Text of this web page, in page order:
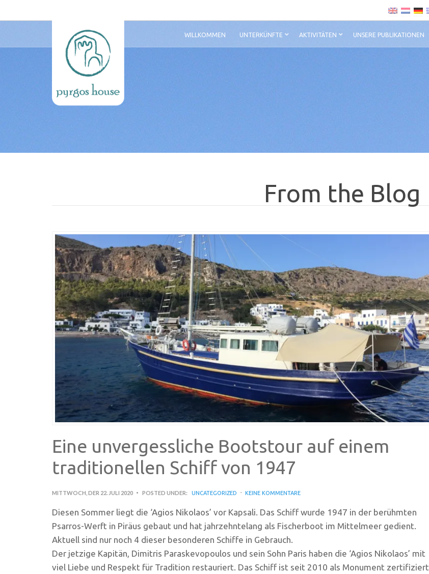
WILLKOMMEN UNTERKÜNFTE AKTIVITÄTEN UNSERE PUBLIKATIONEN
From the Blog
Eine unvergessliche Bootstour auf einem
traditionellen Schiff von 1947
MITTWOCH, DER 22. JULI 2020 POSTED UNDER: UNCATEGORIZED KEINE KOMMENTARE
Diesen Sommer liegt die ‘Agios Nikolaos’ vor Kapsali. Das Schiff wurde 1947 in der berühmten
Psarros-Werft in Piräus gebaut und hat jahrzehntelang als Fischerboot im Mittelmeer gedient.
Aktuell sind nur noch 4 dieser besonderen Schiffe in Gebrauch.
Der jetzige Kapitän, Dimitris Paraskevopoulos und sein Sohn Paris haben die ‘Agios Nikolaos’ mit
viel Liebe und Respekt für Tradition restauriert. Das Schiff ist seit 2010 als Monument zertifiziert